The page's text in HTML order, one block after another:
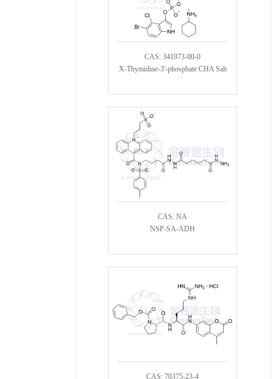
CAS: 341973-00-0
X-Thymidine-3'-phosphate CHA Salt
CAS: NA
NSP-SA-ADH
CAS: 70375-23-4